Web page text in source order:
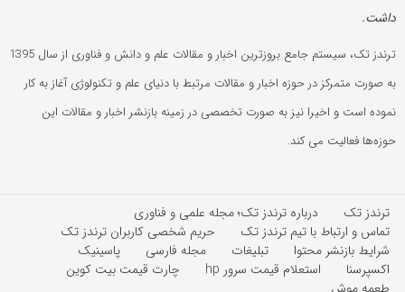
داشت.
ترندز تک، سیستم جامع بروزترین اخبار و مقالات علم و دانش و فناوری از سال 1395
به صورت متمرکز در حوزه اخبار و مقالات مرتبط با دنیای علم و تکنولوژی آغاز به کار
نموده است و اخیرا نیز به صورت تخصصی در زمینه بازنشر اخبار و مقالات این
حوزه‌ها فعالیت می کند.
ترندز تک
درباره ترندز تک؛ مجله علمی و فناوری
تماس و ارتباط با تیم ترندز تک
حریم شخصی کاربران ترندز تک
شرایط بازنشر محتوا
تبلیغات مجله فارسی
پاسینیک
اکسپرسنا
استعلام قیمت سرور hp
چارت قیمت بیت کوین